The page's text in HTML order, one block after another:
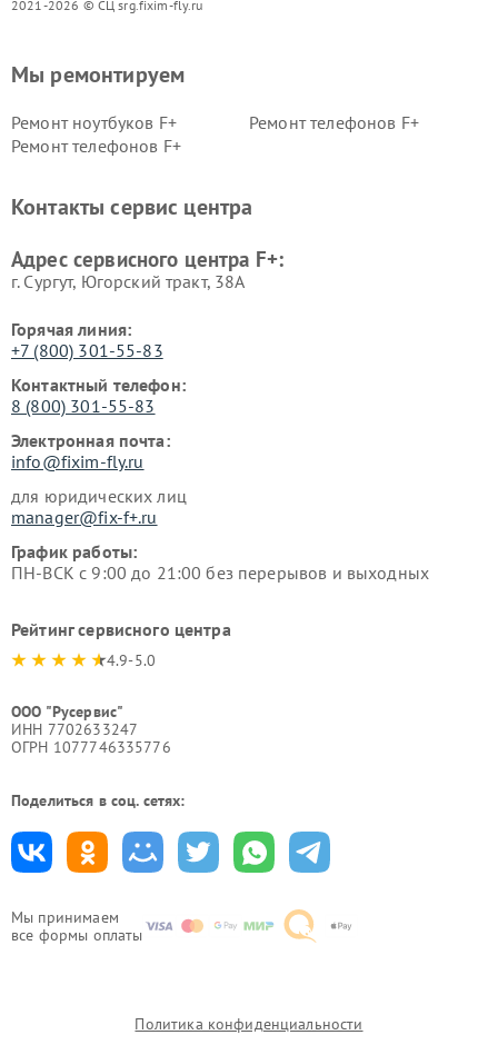
2021-2026 © СЦ srg.fixim-fly.ru
Мы принимаем
все формы оплаты
Мы ремонтируем
Ремонт ноутбуков F+
Ремонт телефонов F+
Ремонт телефонов F+
Контакты сервис центра
Адрес сервисного центра F+:
г. Сургут, Югорский тракт, 38А
Горячая линия:
+7 (800) 301-55-83
Контактный телефон:
8 (800) 301-55-83
Электронная почта:
info@fixim-fly.ru
для юридических лиц
manager@fix-f+.ru
График работы:
ПН-ВСК с 9:00 до 21:00 без перерывов и выходных
Рейтинг сервисного центра
4.9-5.0
ООО "Русервис"
ИНН 7702633247
ОГРН 1077746335776
Поделиться в соц. сетях:
Политика конфиденциальности